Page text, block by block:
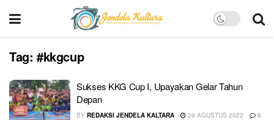
Tag: #kkgcup
Sukses KKG Cup I, Upayakan Gelar Tahun
Depan
BY REDAKSI JENDELA KALTARA 29 AGUSTUS 2022 0